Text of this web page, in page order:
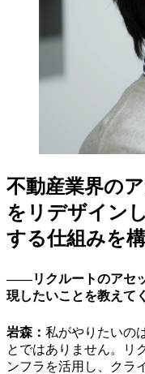
不動産業界の
をリデザイン
する仕組みを
――リクルートのアセ
現したいことを教えて
岩森： 私がやりたいの
とではありません。リ
ンフラを活用し、クラ